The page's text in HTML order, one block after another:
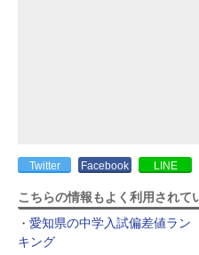
Twitter Facebook LINE
こちらの情報もよく利用されて
愛知県の中学入試偏差値ラン
キング